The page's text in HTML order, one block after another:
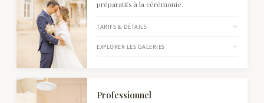
préparatifs à la cérémonie.
TARIFS & DÉTAILS
EXPLORER LES GALERIES
Voir Professionnel : tarifs et détails
Professionnel